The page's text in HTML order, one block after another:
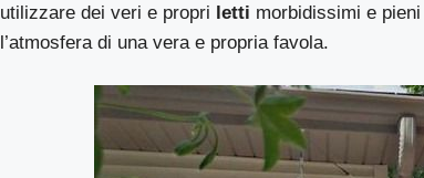
utilizzare dei veri e propri letti morbidissimi e
l’atmosfera di una vera e propria favola.